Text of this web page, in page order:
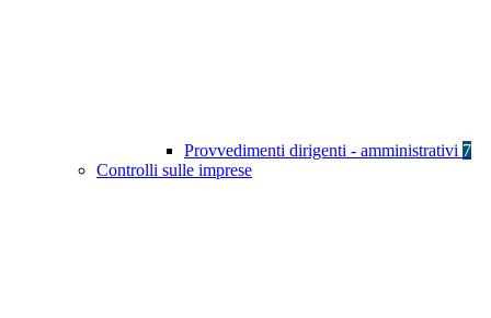
Provvedimenti dirigenti - amministrativi 7
Controlli sulle imprese